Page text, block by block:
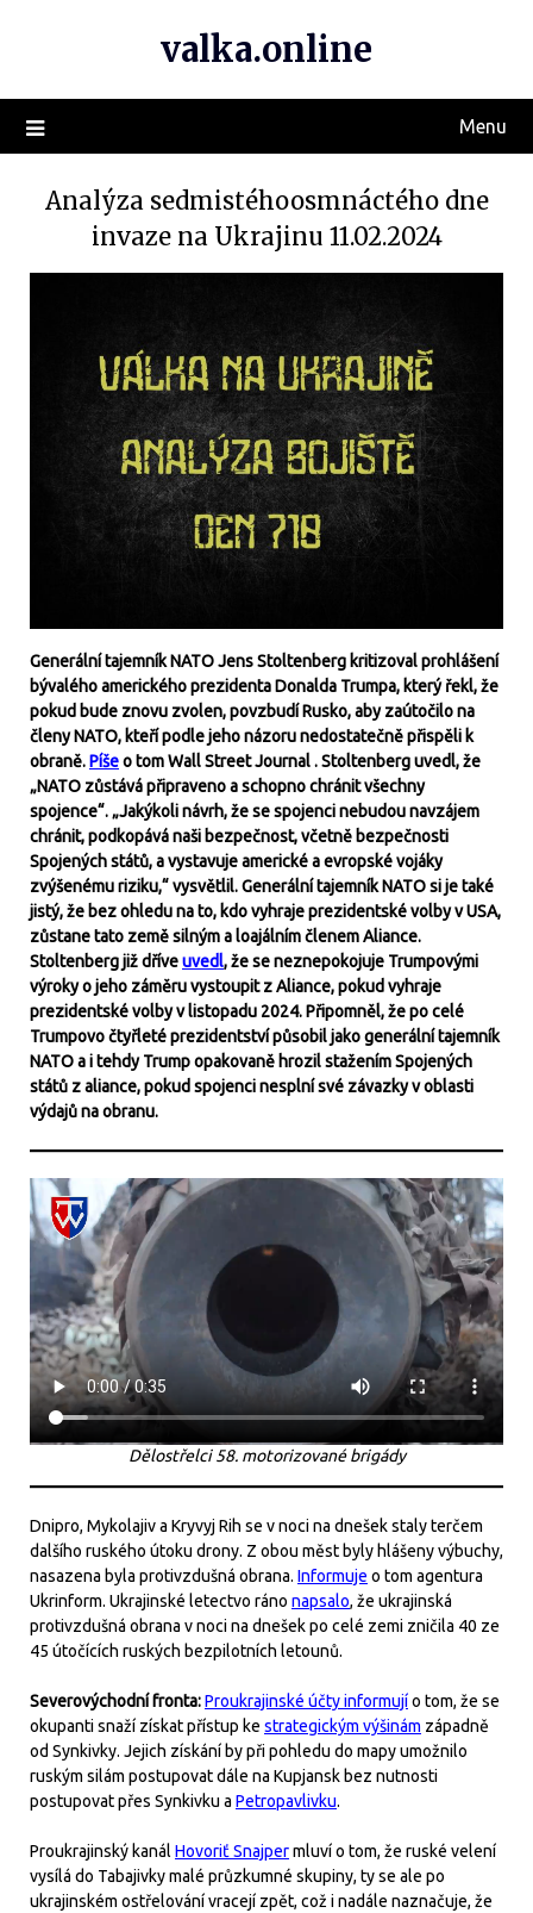
valka.online
Menu
Analýza sedmistéhoosmnáctého dne
invaze na Ukrajinu 11.02.2024
Generální tajemník NATO Jens Stoltenberg kritizoval prohlášení
bývalého amerického prezidenta Donalda Trumpa, který řekl, že
pokud bude znovu zvolen, povzbudí Rusko, aby zaútočilo na
členy NATO, kteří podle jeho názoru nedostatečně přispěli k
obraně.Píšeo tom Wall Street Journal . Stoltenberg uvedl, že
„NATO zůstává připraveno a schopno chránit všechny
spojence“. „Jakýkoli návrh, že se spojenci nebudou navzájem
chránit, podkopává naši bezpečnost, včetně bezpečnosti
Spojených států, a vystavuje americké a evropské vojáky
zvýšenému riziku,“ vysvětlil. Generální tajemník NATO si je také
jistý, že bez ohledu na to, kdo vyhraje prezidentské volby v USA,
zůstane tato země silným a loajálním členem Aliance.
Stoltenberg již dříveuvedl, že se neznepokojuje Trumpovými
výroky o jeho záměru vystoupit z Aliance, pokud vyhraje
prezidentské volby v listopadu 2024. Připomněl, že po celé
Trumpovo čtyřleté prezidentství působil jako generální tajemník
NATO a i tehdy Trump opakovaně hrozil stažením Spojených
států z aliance, pokud spojenci nesplní své závazky v oblasti
výdajů na obranu.
Dělostřelci 58. motorizované brigády
Dnipro, Mykolajiv a Kryvyj Rih se v noci na dnešek staly terčem
dalšího ruského útoku drony. Z obou měst byly hlášeny výbuchy,
nasazena byla protivzdušná obrana. Informuje o tom agentura
Ukrinform. Ukrajinské letectvo ráno napsalo, že ukrajinská
protivzdušná obrana v noci na dnešek po celé zemi zničila 40 ze
45 útočících ruských bezpilotních letounů.
Severovýchodní fronta:Proukrajinské účty informujío tom, že se
okupanti snaží získat přístup ke strategickým výšinám západně
od Synkivky. Jejich získání by při pohledu do mapy umožnilo
ruským silám postupovat dále na Kupjansk bez nutnosti
postupovat přes Synkivku a Petropavlivku.
Proukrajinský kanál Hovoriť Snajpermluví o tom, že ruské velení
vysílá do Tabajivky malé průzkumné skupiny, ty se ale po
ukrajinském ostřelování vracejí zpět, což i nadále naznačuje, že